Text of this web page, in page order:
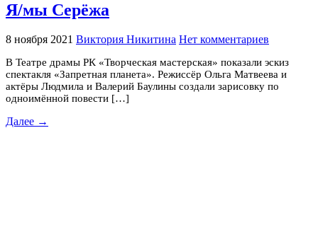
Я/мы Серёжа
8 ноября 2021 Виктория Никитина Нет комментариев
В Театре драмы РК «Творческая мастерская» показали эскиз
спектакля «Запретная планета». Режиссёр Ольга Матвеева и
актёры Людмила и Валерий Баулины создали зарисовку по
одноимённой повести […]
Далее →